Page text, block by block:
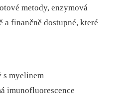
metody, enzymová
a finančně dostupné, které
s myelinem
imunofluorescence